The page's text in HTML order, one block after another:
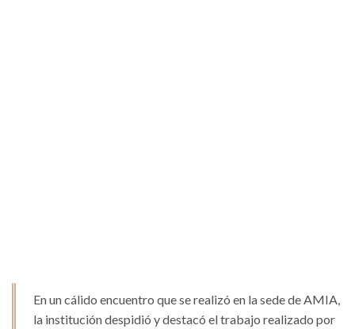
En un cálido encuentro que se realizó en la sede de AMIA,
la institución despidió y destacó el trabajo realizado por